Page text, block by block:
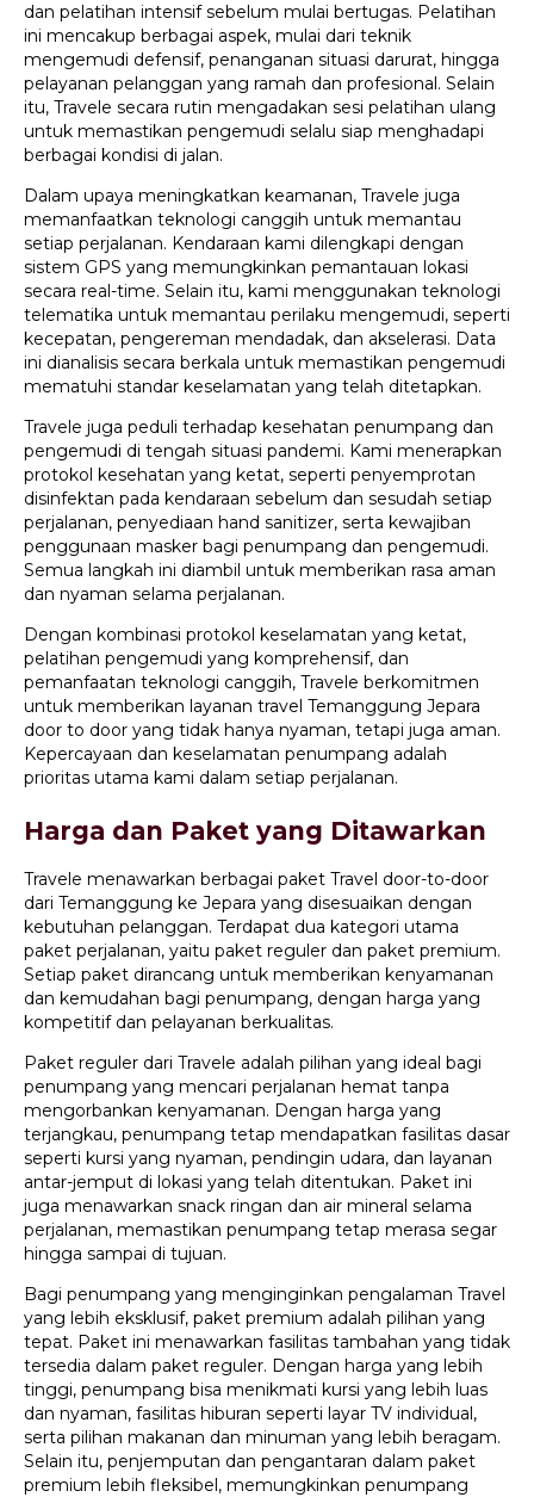
dan pelatihan intensif sebelum mulai bertugas. Pelatihan
ini mencakup berbagai aspek, mulai dari teknik
mengemudi defensif, penanganan situasi darurat, hingga
pelayanan pelanggan yang ramah dan profesional. Selain
itu, Travele secara rutin mengadakan sesi pelatihan ulang
untuk memastikan pengemudi selalu siap menghadapi
berbagai kondisi di jalan.
Dalam upaya meningkatkan keamanan, Travele juga
memanfaatkan teknologi canggih untuk memantau
setiap perjalanan. Kendaraan kami dilengkapi dengan
sistem GPS yang memungkinkan pemantauan lokasi
secara real-time. Selain itu, kami menggunakan teknologi
telematika untuk memantau perilaku mengemudi, seperti
kecepatan, pengereman mendadak, dan akselerasi. Data
ini dianalisis secara berkala untuk memastikan pengemudi
mematuhi standar keselamatan yang telah ditetapkan.
Travele juga peduli terhadap kesehatan penumpang dan
pengemudi di tengah situasi pandemi. Kami menerapkan
protokol kesehatan yang ketat, seperti penyemprotan
disinfektan pada kendaraan sebelum dan sesudah setiap
perjalanan, penyediaan hand sanitizer, serta kewajiban
penggunaan masker bagi penumpang dan pengemudi.
Semua langkah ini diambil untuk memberikan rasa aman
dan nyaman selama perjalanan.
Dengan kombinasi protokol keselamatan yang ketat,
pelatihan pengemudi yang komprehensif, dan
pemanfaatan teknologi canggih, Travele berkomitmen
untuk memberikan layanan travel Temanggung Jepara
door to door yang tidak hanya nyaman, tetapi juga aman.
Kepercayaan dan keselamatan penumpang adalah
prioritas utama kami dalam setiap perjalanan.
Harga dan Paket yang Ditawarkan
Travele menawarkan berbagai paket Travel door-to-door
dari Temanggung ke Jepara yang disesuaikan dengan
kebutuhan pelanggan. Terdapat dua kategori utama
paket perjalanan, yaitu paket reguler dan paket premium.
Setiap paket dirancang untuk memberikan kenyamanan
dan kemudahan bagi penumpang, dengan harga yang
kompetitif dan pelayanan berkualitas.
Paket reguler dari Travele adalah pilihan yang ideal bagi
penumpang yang mencari perjalanan hemat tanpa
mengorbankan kenyamanan. Dengan harga yang
terjangkau, penumpang tetap mendapatkan fasilitas dasar
seperti kursi yang nyaman, pendingin udara, dan layanan
antar-jemput di lokasi yang telah ditentukan. Paket ini
juga menawarkan snack ringan dan air mineral selama
perjalanan, memastikan penumpang tetap merasa segar
hingga sampai di tujuan.
Bagi penumpang yang menginginkan pengalaman Travel
yang lebih eksklusif, paket premium adalah pilihan yang
tepat. Paket ini menawarkan fasilitas tambahan yang tidak
tersedia dalam paket reguler. Dengan harga yang lebih
tinggi, penumpang bisa menikmati kursi yang lebih luas
dan nyaman, fasilitas hiburan seperti layar TV individual,
serta pilihan makanan dan minuman yang lebih beragam.
Selain itu, penjemputan dan pengantaran dalam paket
premium lebih fleksibel, memungkinkan penumpang